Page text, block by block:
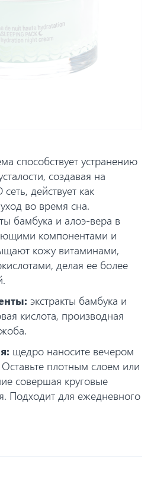
способствует устранению
создавая на
действует как
во время сна.
бамбука и алоэ-вера в
компонентами и
кожу витаминами,
делая ее более
экстракты бамбука и
кислота, производная
щедро наносите вечером
плотным слоем или
совершая круговые
Подходит для ежедневного